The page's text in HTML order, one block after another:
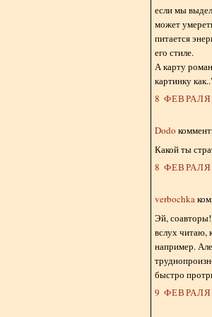
если мы
может
питается
его стиле.
А карту
картинку
8 ФЕВРАЛЯ
Dodo
Какой ты
8 ФЕВРАЛЯ
verbochka
Эй,
вслух читаю,
например.
быстро
9 ФЕВРАЛЯ